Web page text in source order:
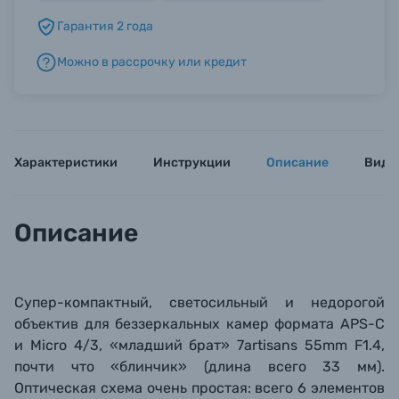
Б/У фототехника (Комиссионные товары)
Гарантия 2 года
Можно в рассрочку или кредит
Характеристики Инструкции Описание
Описание
Супер-компактный, светосильный и недорогой
объектив для беззеркальных камер формата APS-C
и Micro 4/3, «младший брат» 7artisans 55mm F1.4,
почти что «блинчик» (длина всего 33 мм).
Оптическая схема очень простая: всего 6 элементов